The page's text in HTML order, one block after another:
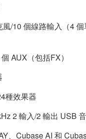
/10 個線路輸入（4
AUX（包括FX）
種效果器
2 輸入/2 輸出 USB
、Cubase AI 和